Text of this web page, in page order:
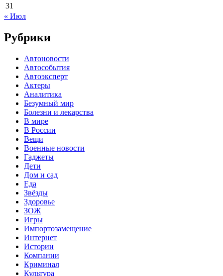
31
« Июл
Рубрики
Автоновости
Автособытия
Автоэксперт
Актеры
Аналитика
Безумный мир
Болезни и лекарства
В мире
В России
Вещи
Военные новости
Гаджеты
Дети
Дом и сад
Еда
Звёзды
Здоровье
ЗОЖ
Игры
Импортозамещение
Интернет
Истории
Компании
Криминал
Культура